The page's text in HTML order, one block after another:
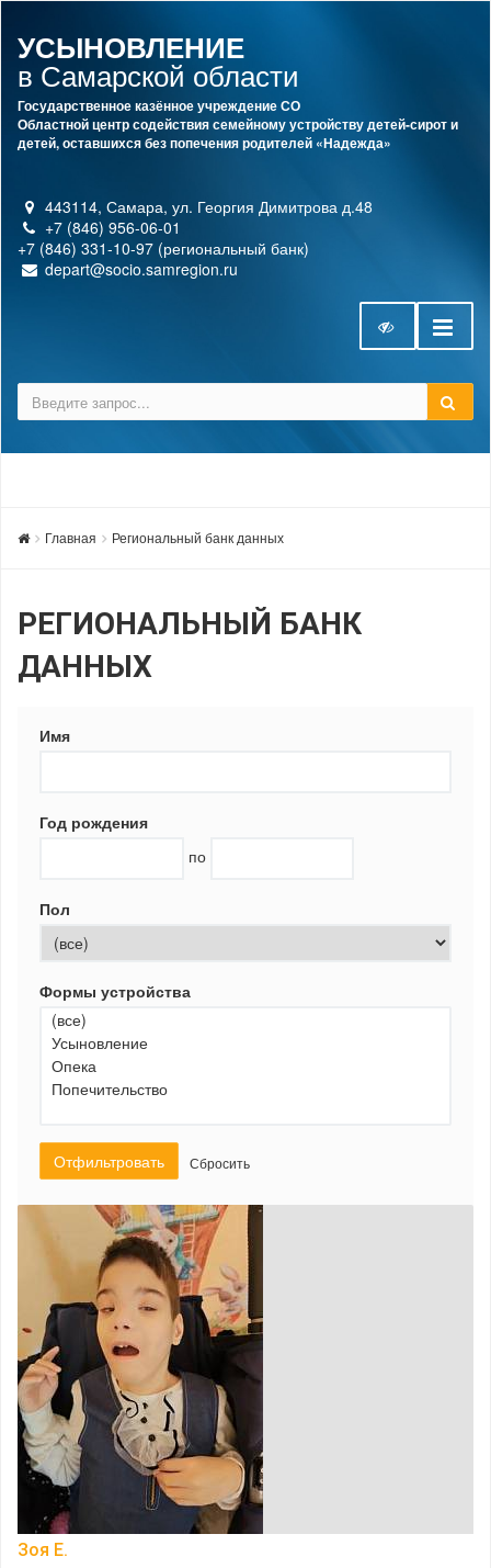
УСЫНОВЛЕНИЕ
в Самарской области
Государственное казённое учреждение СО
Областной центр содействия семейному устройству детей-сирот и
детей, оставшихся без попечения родителей «Надежда»
443114, Самара, ул. Георгия Димитрова д.48
+7 (846) 956-06-01
+7 (846) 331-10-97 (региональный банк)
depart@socio.samregion.ru
Главная Региональный банк данных
РЕГИОНАЛЬНЫЙ БАНК
ДАННЫХ
Имя
Год рождения
по
Пол
Формы устройства
Зоя Е.